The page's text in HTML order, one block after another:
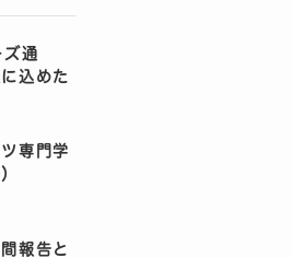
通
込めた
専門学
報告と